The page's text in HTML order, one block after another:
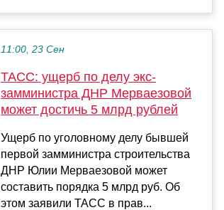
11:00, 23 Сен
ТАСС: ущерб по делу экс-
замминистра ДНР Мерваезовой
может достичь 5 млрд рублей
Ущерб по уголовному делу бывшей
первой замминистра строительства
ДНР Юлии Мерваезовой может
составить порядка 5 млрд руб. Об
этом заявили ТАСС в прав...